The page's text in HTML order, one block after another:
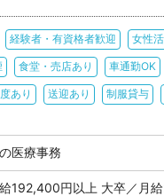
経験者・有資格者歓迎 女性
食堂・売店あり 車通勤OK
あり 送迎あり 制服貸与
医療事務
192,400円以上 大卒／月